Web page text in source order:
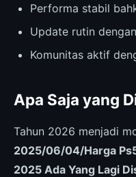
Performa stabil
Update rutin
Komunitas aktif
Apa Saja yang
Tahun 2026 menjadi
2025/06/04/Harga
2025 Ada Yang Lagi